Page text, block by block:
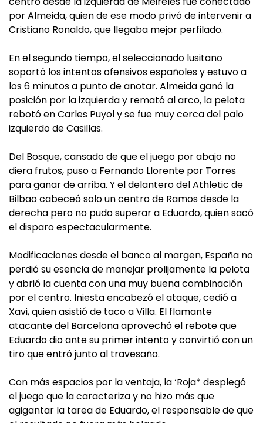
por Almeida, quien de ese modo privó de intervenir a
Cristiano Ronaldo, que llegaba mejor perfilado.
En el segundo tiempo, el seleccionado lusitano
soportó los intentos ofensivos españoles y estuvo a
los 6 minutos a punto de anotar. Almeida ganó la
posición por la izquierda y remató al arco, la pelota
rebotó en Carles Puyol y se fue muy cerca del palo
izquierdo de Casillas.
Del Bosque, cansado de que el juego por abajo no
diera frutos, puso a Fernando Llorente por Torres
para ganar de arriba. Y el delantero del Athletic de
Bilbao cabeceó solo un centro de Ramos desde la
derecha pero no pudo superar a Eduardo, quien sacó
el disparo espectacularmente.
Modificaciones desde el banco al margen, España no
perdió su esencia de manejar prolijamente la pelota
y abrió la cuenta con una muy buena combinación
por el centro. Iniesta encabezó el ataque, cedió a
Xavi, quien asistió de taco a Villa. El flamante
atacante del Barcelona aprovechó el rebote que
Eduardo dio ante su primer intento y convirtió con un
tiro que entró junto al travesaño.
Con más espacios por la ventaja, la ‘Roja* desplegó
el juego que la caracteriza y no hizo más que
agigantar la tarea de Eduardo, el responsable de que